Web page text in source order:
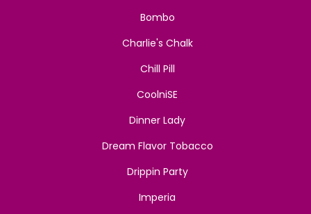
Bombo
Charlie's Chalk
Chill Pill
CoolniSE
Dinner Lady
Dream Flavor Tobacco
Drippin Party
Imperia